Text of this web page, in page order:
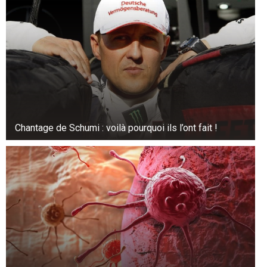
présence de punaises de lit n’a rien à voir avec le
niveau de propreté de l’hôtel. Ces insectes
voyagent avec les personnes, se cachant dans
les vêtements, les sacs et les valises, puis
infestant les matelas, les meubles et les tapis.
Par conséquent, même les hôtels haut de
gamme ne sont pas à l’abri de tels incidents.
Pendant que votre valise est dans la salle de
bain, vous pouvez inspecter la chambre en toute
sécurité afin de déceler d’éventuels signes
d’infestation : petites taches sombres, exuvies
d’insectes ou punaises de lit elles-mêmes.
L’opération ne prend que quelques minutes,
mais de nombreux voyageurs estiment que
cette simple précaution peut leur éviter des
Chantage de Schumi : voilà pourquoi ils l’ont fait !